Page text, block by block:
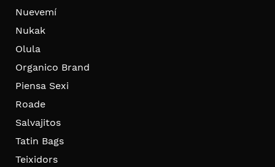
Nuevemí
Nukak
Olula
Organico Brand
Piensa Sexi
Roade
Salvajitos
Tatin Bags
Teixidors